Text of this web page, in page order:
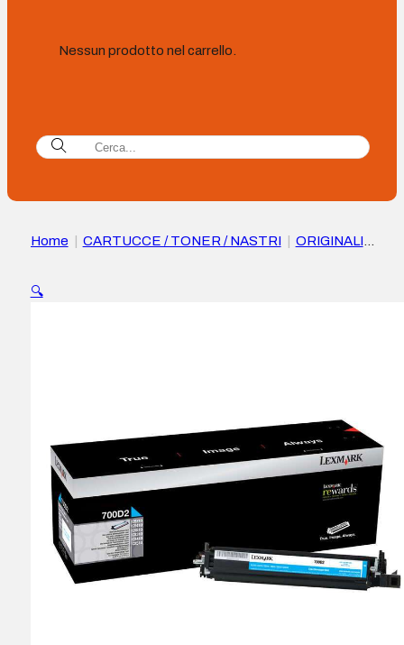
Nessun prodotto nel carrello.
Home CARTUCCE / TONER / NASTRI
ORIGINALI
Sviluppatore Originale Ciano – 70C0D20/700D2
🔍